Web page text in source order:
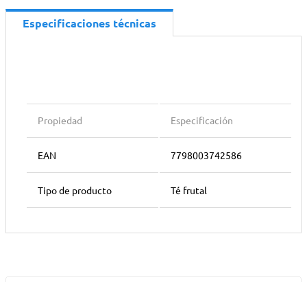
Especificaciones técnicas
Propiedad Especificación
EAN 7798003742586
Tipo de producto Té frutal